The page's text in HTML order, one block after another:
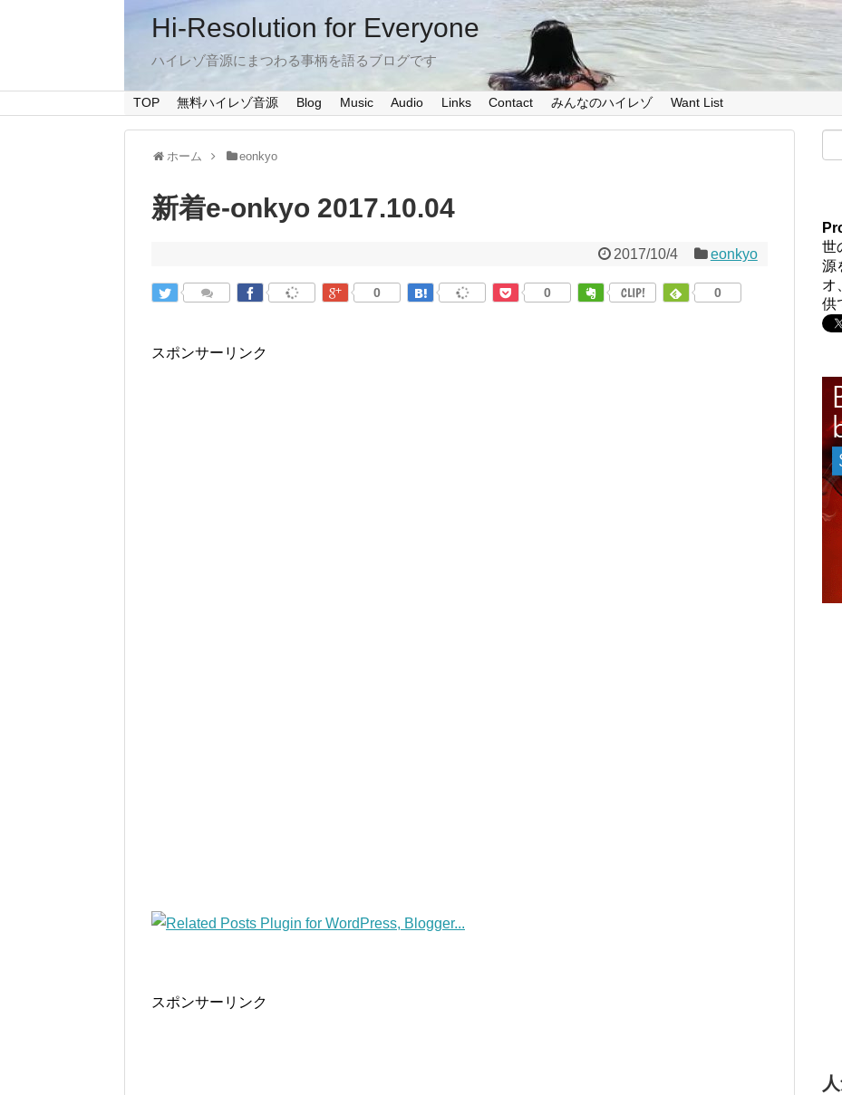
Hi-Resolution for Everyone
ハイレゾ音源にまつわる事柄を語るブログです
TOP 無料ハイレゾ音源 Blog Music Audio Links Contact みんなのハイレゾ Want List
ホーム eonkyo
新着e-onkyo 2017.10.04
2017/10/4 eonkyo
0 0 CLIP! 0
スポンサーリンク
スポンサーリンク
世
源
オ
供